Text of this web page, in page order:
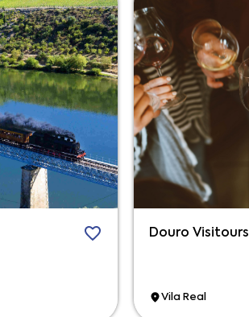
Douro Visitours
Vila Real